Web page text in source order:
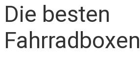
Die besten
Fahrradboxen